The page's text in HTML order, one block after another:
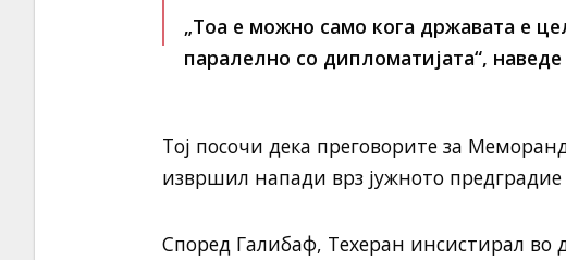
„Тоа е можно само кога државата е
паралелно со дипломатијата“,
Тој посочи дека преговорите за
извршил напади врз јужното предградие
Според Галибаф, Техеран инсистирал во